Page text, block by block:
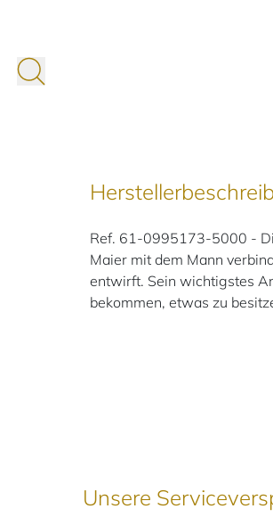
Ref. 61-0995173-5000 -
Maier mit dem Mann
entwirft. Sein wichtigstes
bekommen, etwas zu
Unsere